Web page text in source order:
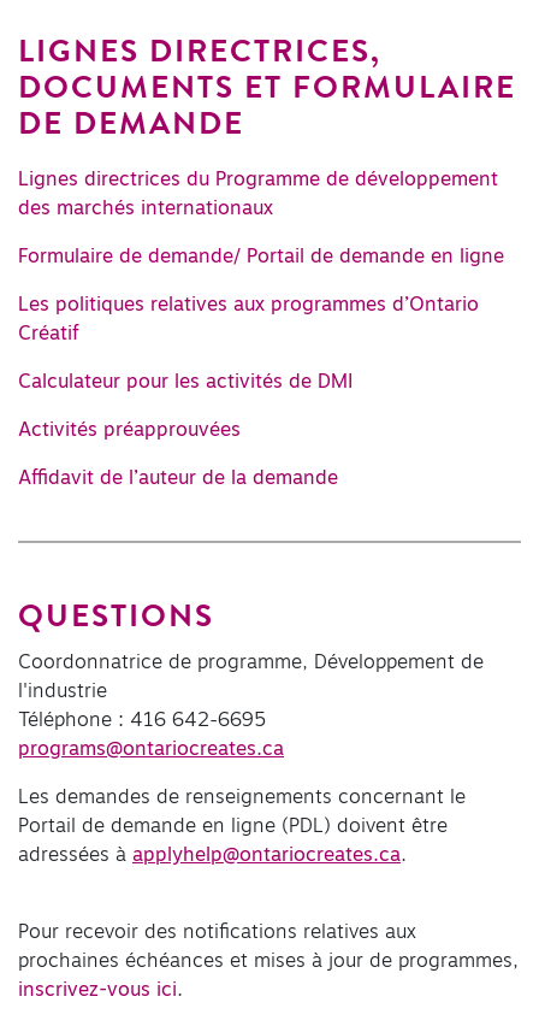
LIGNES DIRECTRICES,
DOCUMENTS ET FORMULAIRE
DE DEMANDE
Lignes directrices du Programme de développement
des marchés internationaux
Formulaire de demande/ Portail de demande en ligne
Les politiques relatives aux programmes d’Ontario
Créatif
Calculateur pour les activités de DMI
Activités préapprouvées
Affidavit de l’auteur de la demande
QUESTIONS
Coordonnatrice de programme, Développement de
l'industrie
Téléphone : 416 642-6695
programs@ontariocreates.ca
Les demandes de renseignements concernant le
Portail de demande en ligne (PDL) doivent être
adressées à applyhelp@ontariocreates.ca.
Pour recevoir des notifications relatives aux
prochaines échéances et mises à jour de programmes,
inscrivez-vous ici.